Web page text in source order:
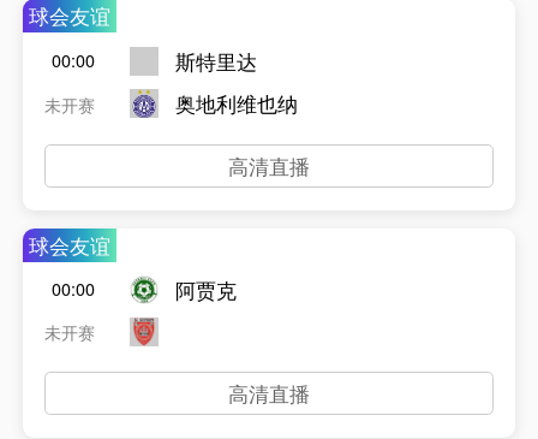
球会友谊
00:00
未开赛
斯特里达
奥地利维也纳
高清直播
球会友谊
00:00
未开赛
阿贾克
高清直播